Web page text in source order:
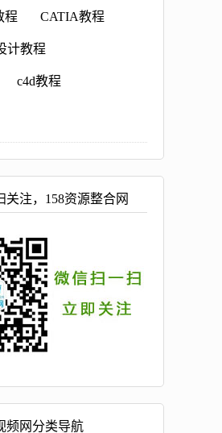
程 CATIA教程
计教程
c4d教程
关注，158资源整合网
频网分类导航